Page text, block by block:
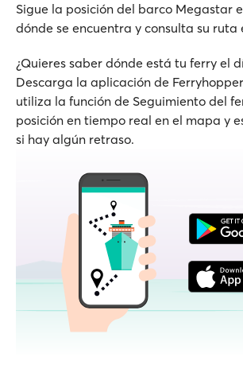
Sigue la posición del barco Megastar
dónde se encuentra y consulta su ruta
¿Quieres saber dónde está tu ferry el
Descarga la aplicación de
utiliza la función de Seguimiento del
posición en tiempo real en el mapa y
si hay algún retraso.